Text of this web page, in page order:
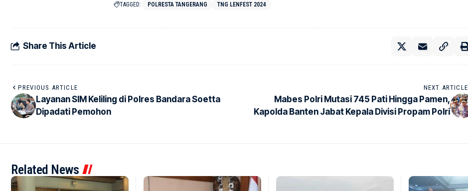
TAGGED: POLRESTA TANGERANG TNG LENFEST 2024
Share This Article
PREVIOUS ARTICLE
Layanan SIM Keliling di Polres Bandara Soetta
Dipadati Pemohon
NEXT ARTICLE
Mabes Polri Mutasi 745 Pati Hingga Pamen,
Kapolda Banten Jabat Kepala Divisi Propam Polri
Related News